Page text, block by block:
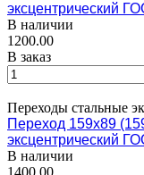
эксцентрический
В наличии
1200.00
В заказ
Переходы стальные
Переход 159х89
эксцентрический
В наличии
1400.00